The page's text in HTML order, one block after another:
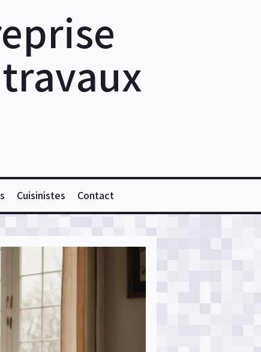
Cuisinistes Contact